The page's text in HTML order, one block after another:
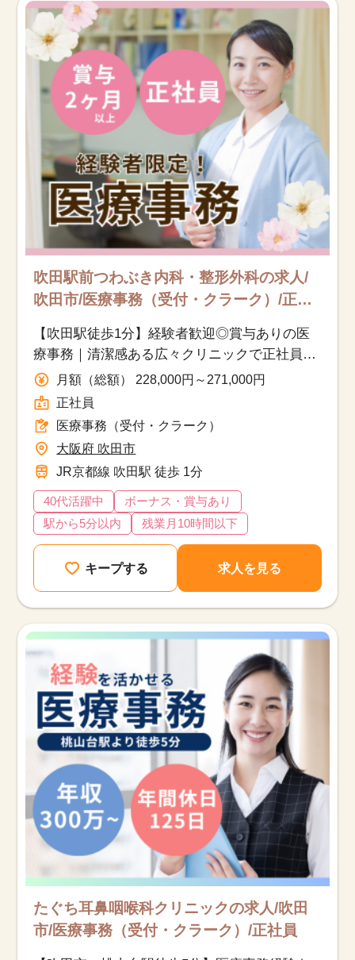
吹田駅前つわぶき内科・整形外科の求人/
吹田市/医療事務（受付・クラーク）/正社
員
【吹田駅徒歩1分】経験者歓迎◎賞与ありの医
療事務｜清潔感ある広々クリニックで正社員募
集
月額（総額） 228,000円～271,000円
正社員
医療事務（受付・クラーク）
大阪府 吹田市
JR京都線 吹田駅 徒歩 1分
40代活躍中
ボーナス・賞与あり
駅から5分以内
残業月10時間以下
キープする 求人を見る
たぐち耳鼻咽喉科クリニックの求人/吹田
市/医療事務（受付・クラーク）/正社員